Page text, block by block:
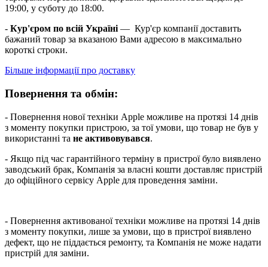
19:00, у суботу до 18:00.
- Кур'єром по всій Україні — Кур'єр компанії доставить
бажаний товар за вказаною Вами адресою в максимально
короткі строки.
Більше інформації про доставку
Повернення та обмін:
- Повернення нової техніки Apple можливе на протязі 14 днів
з моменту покупки пристрою, за тої умови, що товар не був у
використанні та не активовувався.
- Якщо під час гарантійного терміну в пристрої було виявлено
заводський брак, Компанія за власні кошти доставляє пристрій
до офіційного сервісу Apple для проведення заміни.
- Повернення активованої техніки можливе на протязі 14 днів
з моменту покупки, лише за умови, що в пристрої виявлено
дефект, що не піддається ремонту, та Компанія не може надати
пристрій для заміни.